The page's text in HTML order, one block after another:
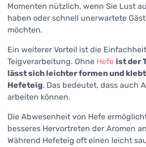
Momenten nützlich, wenn Sie Lust
haben oder schnell unerwartete
möchten.
Ein weiterer Vorteil ist die
Teigverarbeitung. Ohne Hefe ist der
lässt sich leichter formen und
Hefeteig. Das bedeutet, dass auch
arbeiten können.
Die Abwesenheit von Hefe
besseres Hervortreten der Aromen
Während Hefeteig oft einen leicht